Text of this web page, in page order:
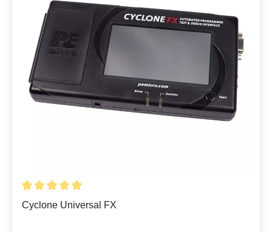
Cyclone Universal FX